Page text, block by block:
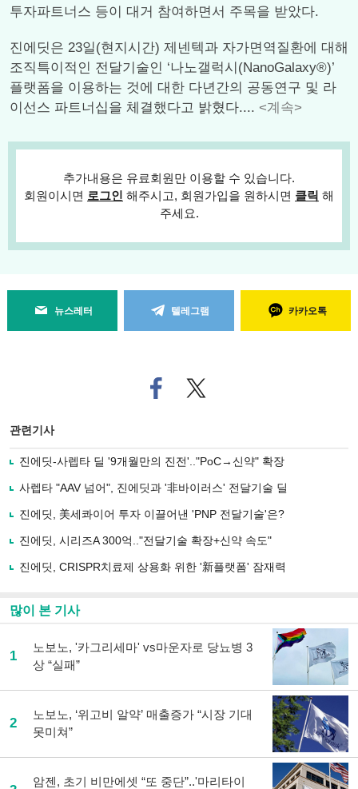
투자파트너스 등이 대거 참여하면서 주목을 받았다.
진에딧은 23일(현지시간) 제넨텍과 자가면역질환에 대해
조직특이적인 전달기술인 ‘나노갤럭시(NanoGalaxy®)’
플랫폼을 이용하는 것에 대한 다년간의 공동연구 및 라
이선스 파트너십을 체결했다고 밝혔다.... <계속>
추가내용은 유료회원만 이용할 수 있습니다.
회원이시면 로그인 해주시고, 회원가입을 원하시면 클릭 해
주세요.
뉴스레터 텔레그램 카카오톡
페
이
로
기
사
유
기
트위
터로
관련기사
진에딧-사렙타 딜 '9개월만의 진전'.."PoC→신약" 확장
사렙타 "AAV 넘어", 진에딧과 '非바이러스' 전달기술 딜
진에딧, 美세콰이어 투자 이끌어낸 'PNP 전달기술'은?
진에딧, 시리즈A 300억.."전달기술 확장+신약 속도"
진에딧, CRISPR치료제 상용화 위한 '新플랫폼' 잠재력
많이 본 기사
1
노보노, '카그리세마' vs마운자로 당뇨병 3
상 “실패”
2
노보노, ‘위고비 알약’ 매출증가 “시장 기대
못미쳐”
암젠, 초기 비만에셋 “또 중단”..'마리타이